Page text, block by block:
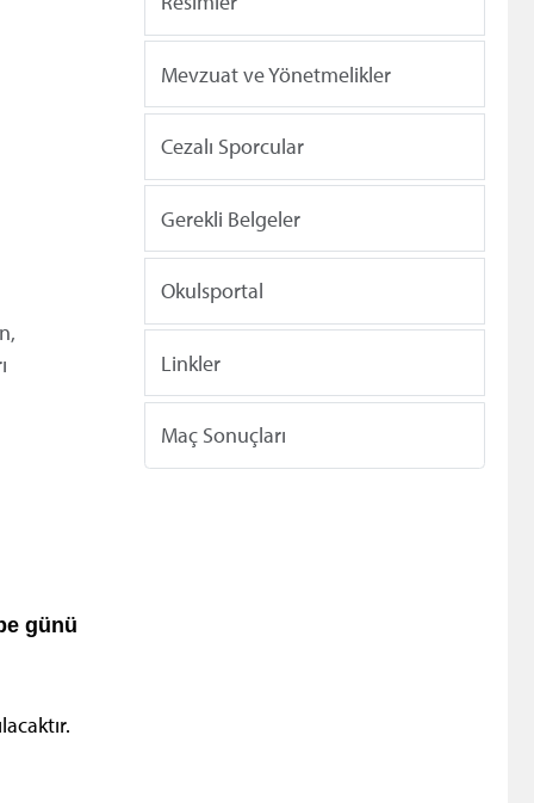
günü
Mevzuat ve Yönetmelikler
Cezalı Sporcular
Gerekli Belgeler
Okulsportal
Linkler
Maç Sonuçları